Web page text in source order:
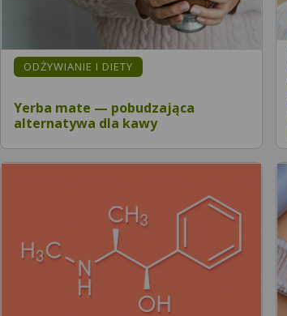
ODŻYWIANIE I DIETY
Yerba mate — pobudzająca
alternatywa dla kawy